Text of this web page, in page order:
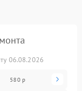
06.08.2026
580 р